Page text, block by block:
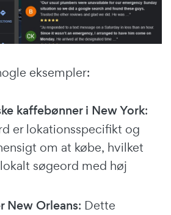
eksempler:
kaffebønner i New York:
er lokationsspecifikt og
om at købe, hvilket
søgeord med høj
New Orleans: Dette